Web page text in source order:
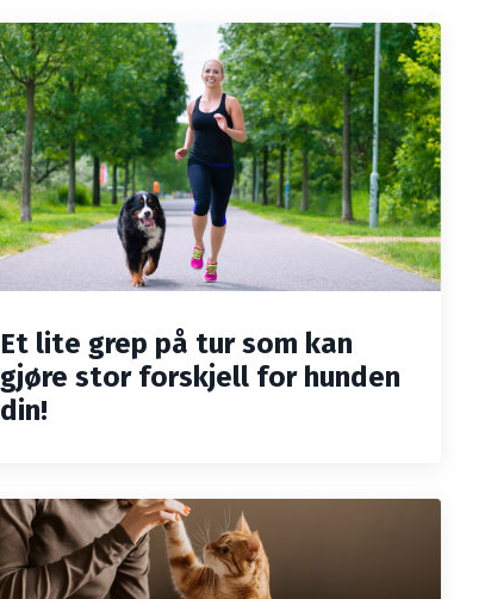
Et lite grep på tur som kan
gjøre stor forskjell for hunden
din!